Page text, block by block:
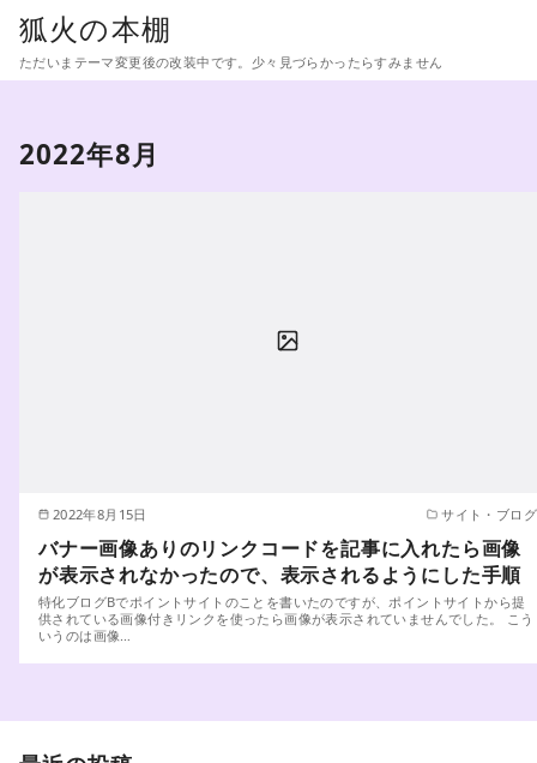
テ
狐火の本棚
ただいまテーマ変更後の改装中です。少々見づらかったらすみません
2022年8月
2022年8月15日 サイト・ブログ
バナー画像ありのリンクコードを記事に入れたら画像
が表示されなかったので、表示されるようにした手順
特化ブログBでポイントサイトのことを書いたのですが、ポイントサイトから提
供されている画像付きリンクを使ったら画像が表示されていませんでした。 こう
いうのは画像…